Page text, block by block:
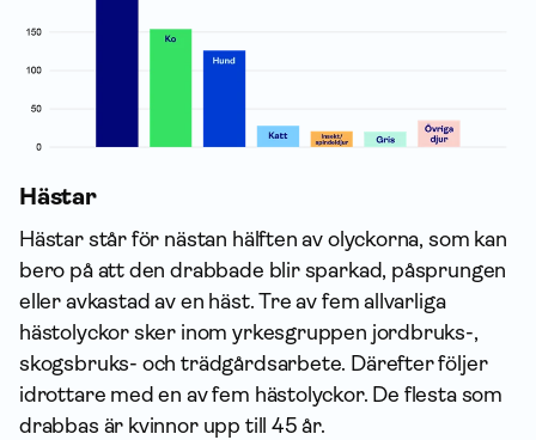
Hästar
Hästar står för nästan hälften av olyckorna, som kan
bero på att den drabbade blir sparkad, påsprungen
eller avkastad av en häst. Tre av fem allvarliga
hästolyckor sker inom yrkesgruppen jordbruks-,
skogsbruks- och trädgårdsarbete. Därefter följer
idrottare med en av fem hästolyckor. De flesta som
drabbas är kvinnor upp till 45 år.